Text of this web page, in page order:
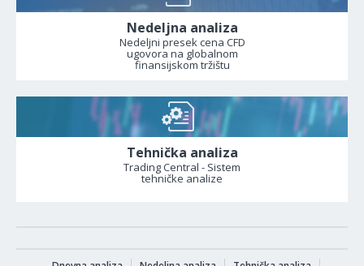
Nedeljna analiza
Nedeljni presek cena CFD
ugovora na globalnom
finansijskom tržištu
Tehnička analiza
Trading Central - Sistem
tehničke analize